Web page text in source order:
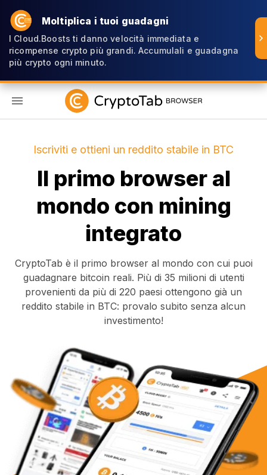
Moltiplica i tuoi guadagni
I Cloud.Boosts ti danno velocità immediata e
ricompense crypto più grandi. Accumulali e guadagna
più crypto ogni minuto.
Iscriviti e ottieni un reddito stabile in BTC
Il primo browser al
mondo con mining
integrato
CryptoTab è il primo browser al mondo con cui puoi
guadagnare bitcoin reali. Più di 35 milioni di utenti
provenienti da più di 220 paesi ottengono già un
reddito stabile in BTC: provalo subito senza alcun
investimento!